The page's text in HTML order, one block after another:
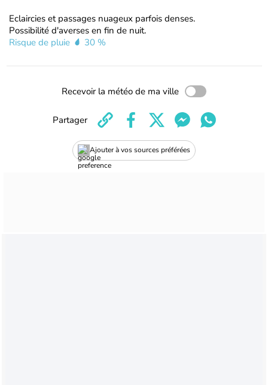
Eclaircies et passages nuageux parfois denses.
Possibilité d'averses en fin de nuit.
Risque de pluie
30 %
Recevoir la météo de ma ville
Ajouter à vos sources préférées
Partager